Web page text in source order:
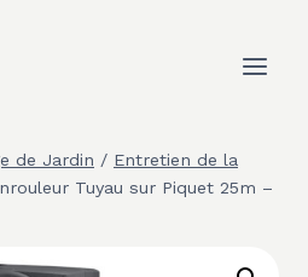
de Jardin / Entretien de la
Tuyau sur Piquet 25m –